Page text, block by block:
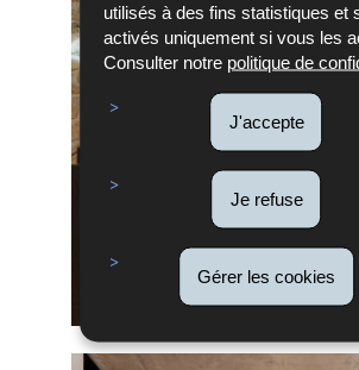
utilisés à des fins statistiques et
activés uniquement si vous les
Consulter notre politique de
J'accepte
Je refuse
Gérer les cookies